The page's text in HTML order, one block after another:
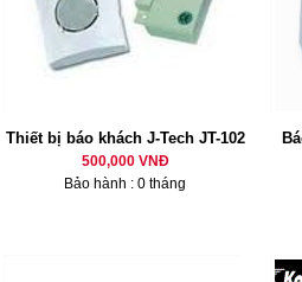
Thiết bị báo khách J-Tech JT-102
500,000 VNĐ
Bảo hành : 0 tháng